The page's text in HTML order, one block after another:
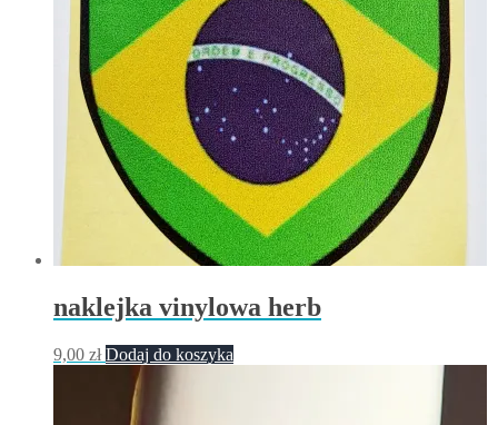
naklejka vinylowa herb
9,00 zł Dodaj do koszyka